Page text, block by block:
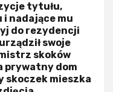
tytułu,
i nadające mu
do rezydencji
swoje
skoków
prywatny dom
skoczek mieszka